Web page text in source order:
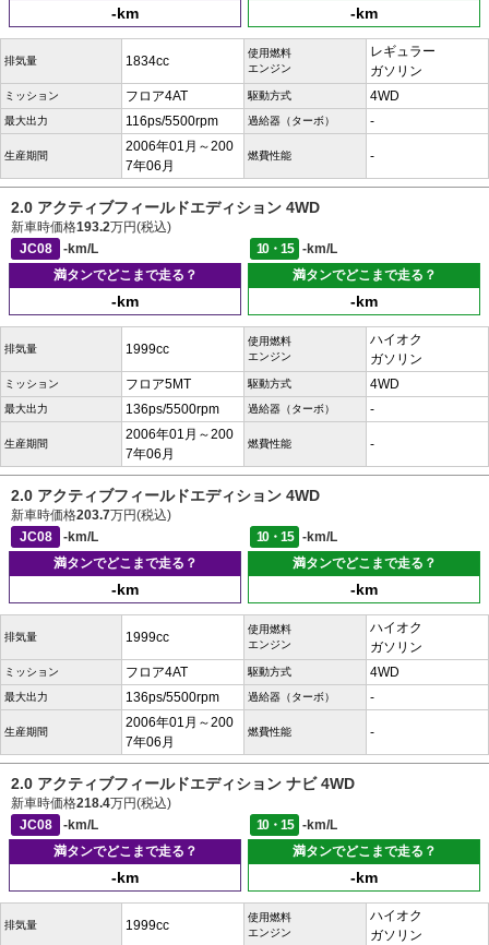
-km -km
排気量 1834cc
使用燃料
エンジン
レギュラー
ガソリン
ミッション フロア4AT 駆動方式 4WD
最大出力 116ps/5500rpm 過給器（ターボ） -
生産期間
2006年01月～200
7年06月
燃費性能 -
2.0 アクティブフィールドエディション 4WD
新車時価格193.2万円(税込)
JC08
-km/L 10・15
-km/L
満タンでどこまで走る？
-km
満タンでどこまで走る？
-km
排気量 1999cc
使用燃料
エンジン
ハイオク
ガソリン
ミッション フロア5MT 駆動方式 4WD
最大出力 136ps/5500rpm 過給器（ターボ） -
生産期間
2006年01月～200
7年06月
燃費性能 -
2.0 アクティブフィールドエディション 4WD
新車時価格203.7万円(税込)
JC08
-km/L 10・15
-km/L
満タンでどこまで走る？
-km
満タンでどこまで走る？
-km
排気量 1999cc
使用燃料
エンジン
ハイオク
ガソリン
ミッション フロア4AT 駆動方式 4WD
最大出力 136ps/5500rpm 過給器（ターボ） -
生産期間
2006年01月～200
7年06月
燃費性能 -
2.0 アクティブフィールドエディション ナビ 4WD
新車時価格218.4万円(税込)
JC08
-km/L 10・15
-km/L
満タンでどこまで走る？
-km
満タンでどこまで走る？
-km
排気量 1999cc
使用燃料
エンジン
ハイオク
ガソリン